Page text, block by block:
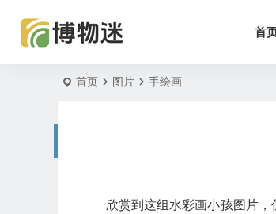
首
首页 图片 手绘画
欣赏到这组水彩画小孩图片